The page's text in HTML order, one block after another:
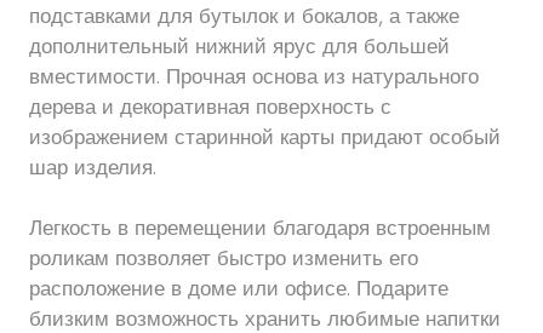
подставками для бутылок и бокалов, а также
дополнительный нижний ярус для большей
вместимости. Прочная основа из натурального
дерева и декоративная поверхность с
изображением старинной карты придают особый
шар изделия.
Легкость в перемещении благодаря встроенным
роликам позволяет быстро изменить его
расположение в доме или офисе. Подарите
близким возможность хранить любимые напитки